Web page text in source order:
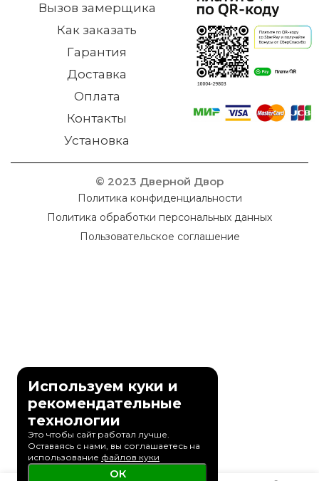
Вызов замерщика
Как заказать
Гарантия
Доставка
Оплата
Контакты
Установка
© 2023 Дверной Двор
Политика конфиденциальности
Политика обработки персональных данных
Пользовательское соглашение
Используем куки и
рекомендательные
технологии
Это чтобы сайт работал лучше.
Оставаясь с нами, вы соглашаетесь на
использование файлов куки
ОК